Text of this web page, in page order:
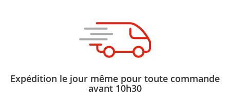
Expédition le jour même pour toute commande
avant 10h30